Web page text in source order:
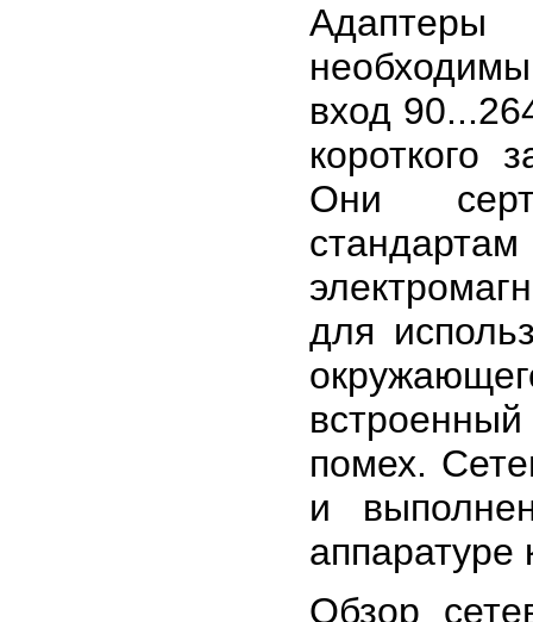
Адаптеры
вход
короткого
Они
для
помех.
и
аппаратуре
Обзор